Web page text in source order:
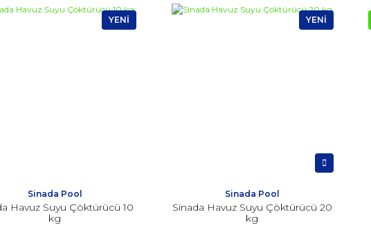
YENİ
Sinada Pool
Havuz Suyu Çöktürücü 10
kg
YENİ
Sinada Pool
Sinada Havuz Suyu Çöktürücü 20
kg